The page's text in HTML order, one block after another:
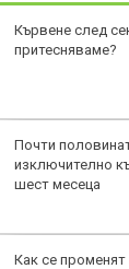
Кървене след
притесняваме?
Почти
изключително
шест месеца
Как се променят